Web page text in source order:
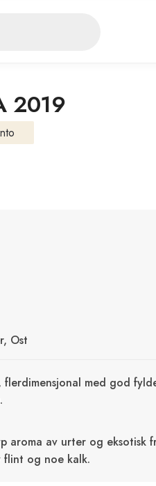
2019
Ost
flerdimensjonal med god
aroma av urter og eksotisk
og noe kalk.